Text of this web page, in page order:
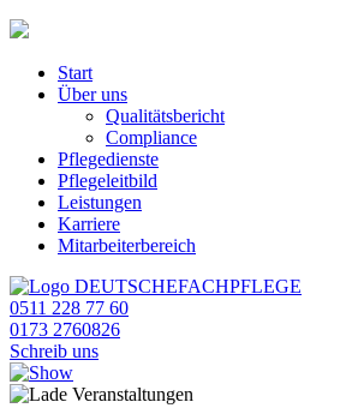
Start
Über uns
Qualitätsbericht
Compliance
Pflegedienste
Pflegeleitbild
Leistungen
Karriere
Mitarbeiterbereich
0511 228 77 60
0173 2760826
Schreib uns